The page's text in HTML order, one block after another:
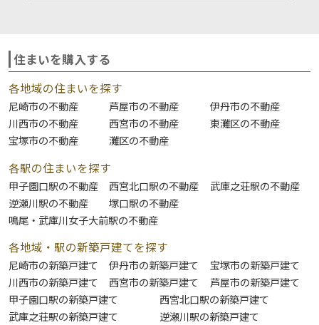
住まいを購入する
各地域の住まいを探す
尼崎市の不動産 芦屋市の不動産
伊丹市の不動産
川西市の不動産
西宮市の不動産
東灘区の不動産
宝塚市の不動産
灘区の不動産
各駅の住まいを探す
甲子園口駅の不動産 西宮北口駅の不動産
武庫之荘駅の不動産
逆瀬川駅の不動産
塚口駅の不動産
鳴尾・武庫川女子大前駅の不動産
各地域・駅の新築戸建てを探す
尼崎市の新築戸建て 伊丹市の新築戸建て
宝塚市の新築戸建て
川西市の新築戸建て
西宮市の新築戸建て
芦屋市の新築戸建て
甲子園口駅の新築戸建て
西宮北口駅の新築戸建て
武庫之荘駅の新築戸建て
逆瀬川駅の新築戸建て